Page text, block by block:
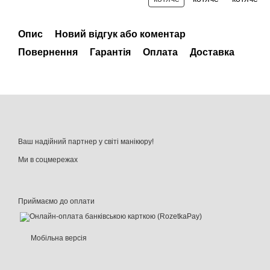
Опис
Новий відгук або коментар
Повернення
Гарантія Оплата Доставка
Ваш надійний партнер у світі манікюру!
Ми в соцмережах
Приймаємо до оплати
Мобільна версія